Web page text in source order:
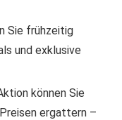
Sie frühzeitig
und exklusive
können Sie
ergattern –